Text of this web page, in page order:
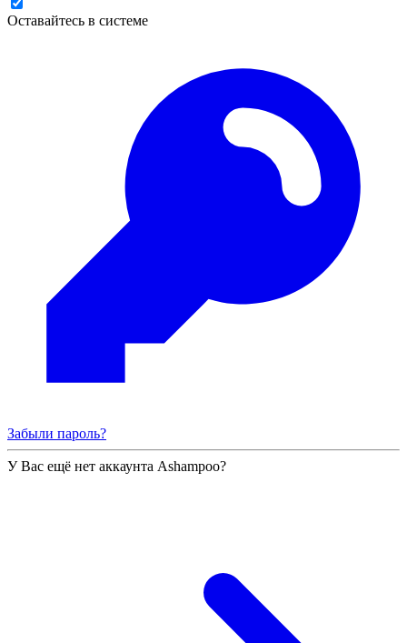
Оставайтесь в системе
Забыли пароль?
У Вас ещё нет аккаунта Ashampoo?